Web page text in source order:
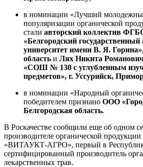
в номинации «Лучший
популяризации органической
стали авторский коллектив
«Белгородский
университет имени В. Я.
область и Лях Никита
«СОШ № 130 с углубленным
предметов», г. Уссурийск,
в номинации «Народный
победителем признано ООО
Белгородская область.
В Роскачестве сообщили еще об одном
производителе органической
«ВИТАУКТ-АГРО», первый в
сертифицированный производитель
лекарственных трав.